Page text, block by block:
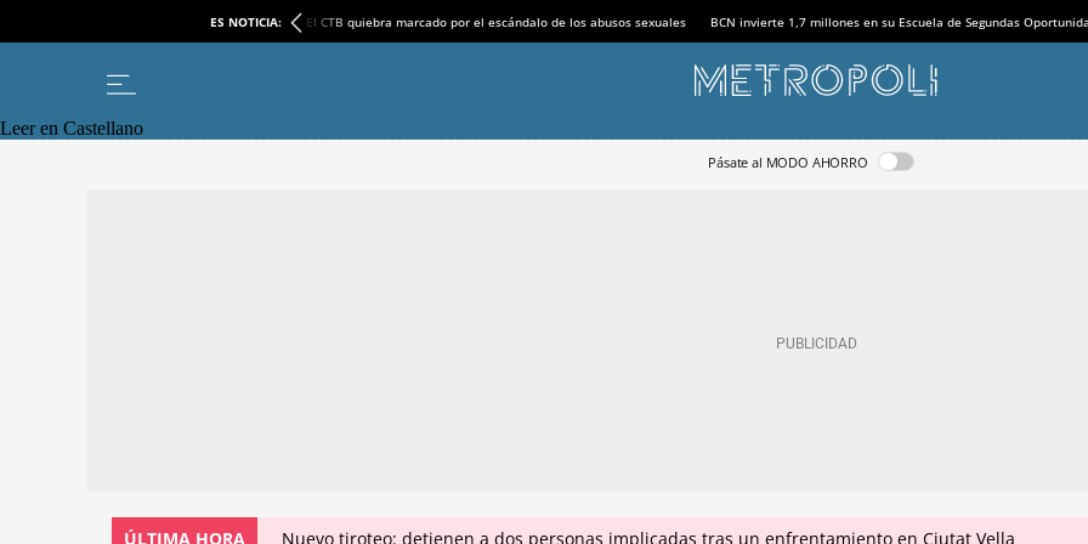
ES NOTICIA: El CTB quiebra marcado por el escándalo de los abusos sexuales BCN invierte 1,7 millones en su Escuela de Segundas
Leer en Castellano
Pásate al MODO AHORRO
ÚLTIMA HORA Nuevo tiroteo: detienen a dos personas implicadas tras un enfrentamiento en Ciutat Vella